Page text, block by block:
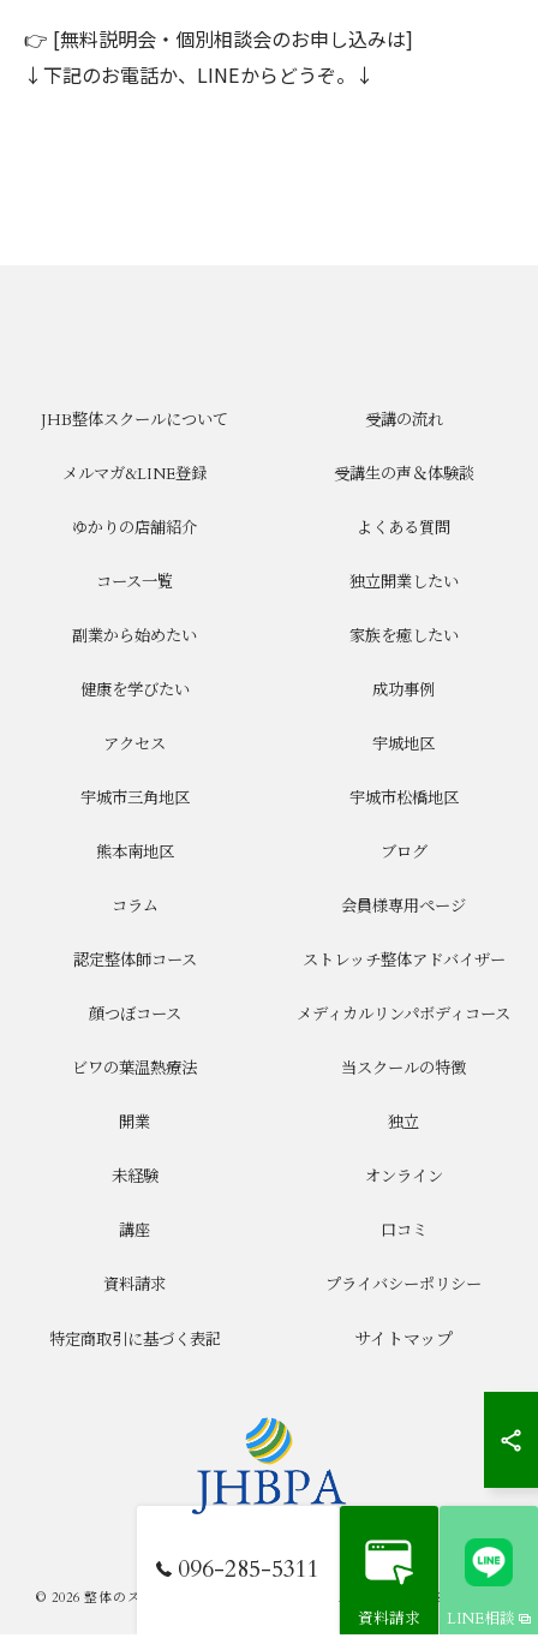
👉 [無料説明会・個別相談会のお申し込みは]
↓下記のお電話か、LINEからどうぞ。↓
096-285-5311
資料請求 LINE相談
JHB整体スクールについて 受講の流れ
メルマガ&LINE登録 受講生の声＆体験談
ゆかりの店舗紹介 よくある質問
コース一覧 独立開業したい
副業から始めたい 家族を癒したい
健康を学びたい 成功事例
アクセス 宇城地区
宇城市三角地区 宇城市松橋地区
熊本南地区 ブログ
コラム 会員様専用ページ
認定整体師コース ストレッチ整体アドバイザー
顔つぼコース メディカルリンパボディコース
ビワの葉温熱療法 当スクールの特徴
開業 独立
未経験 オンライン
講座 口コミ
資料請求 プライバシーポリシー
特定商取引に基づく表記 サイトマップ
© 2026 整体のスクールならJHB整体スクール ALL RIGHTS RESERVED.